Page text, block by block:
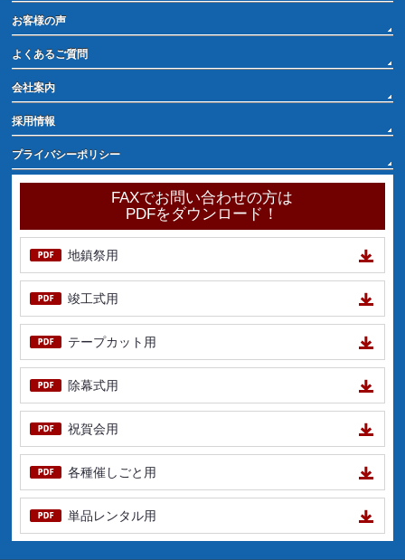
お客様の声
よくあるご質問
会社案内
採用情報
プライバシーポリシー
FAXでお問い合わせの方は
PDFをダウンロード！
地鎮祭用
竣工式用
テープカット用
除幕式用
祝賀会用
各種催しごと用
単品レンタル用